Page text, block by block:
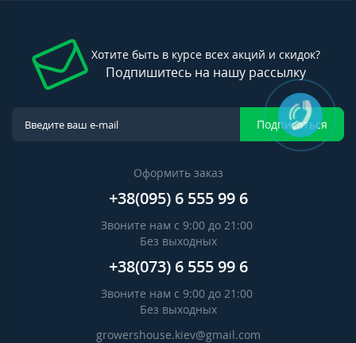
Хотите быть в курсе всех акций и скидок?
Подпишитесь на нашу рассылку
Подписаться
Оформить заказ
+38(095) 6 555 99 6
Звоните нам с 9:00 до 21:00
Без выходных
+38(073) 6 555 99 6
Звоните нам с 9:00 до 21:00
Без выходных
growershouse.kiev@gmail.com